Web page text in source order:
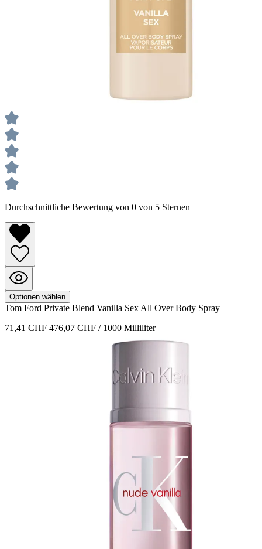
Durchschnittliche Bewertung von 0 von 5 Sternen
Optionen wählen
Tom Ford Private Blend Vanilla Sex All Over Body Spray
71,41 CHF 476,07 CHF / 1000 Milliliter